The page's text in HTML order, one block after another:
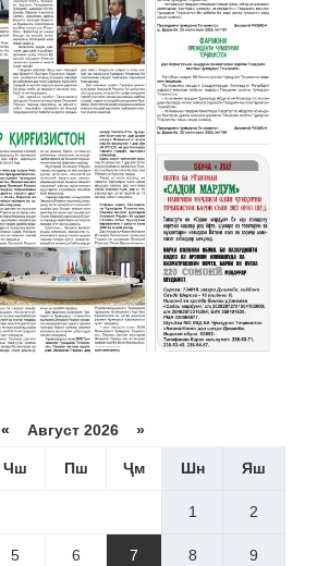
« Август 2026 »
Чш Пш Ҷм Шн Яш
1 2
5 6 7 8 9